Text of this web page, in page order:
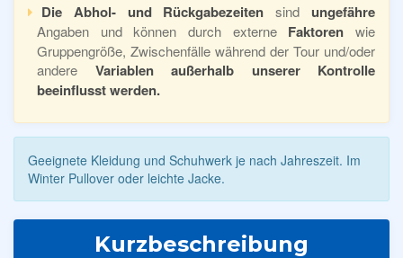
Die Abhol- und Rückgabezeiten sindungefähre
Angaben und können durch externe Faktoren wie
Gruppengröße, Zwischenfälle während der Tour und/oder
andere Variablen außerhalb unserer Kontrolle
beeinflusst werden.
Geeignete Kleidung und Schuhwerk je nach Jahreszeit. Im
Winter Pullover oder leichte Jacke.
Kurzbeschreibung